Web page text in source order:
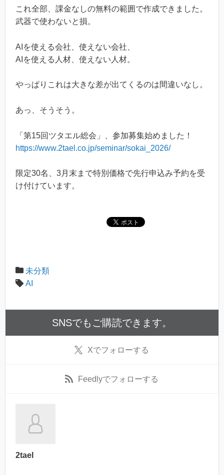
これ全部、課金なしの無料の範囲で作成できました。
武器で使わないと損。
AIを使える会社、使えない会社、
AIを使える人材、使えない人材。
やっぱりこれは大きな差が出てくるのは間違いなし。
あっ、そうそう。
「第15回ツタエル総会」、参加募集始めました！
https://www.2tael.co.jp/seminar/sokai_2026/
限定30名、3月末まで特別価格で先行申込み予約を受
け付けています。
未分類
AI
SNSでもご購読できます。
Xでフォローする
Feedlyでフォローする
2tael